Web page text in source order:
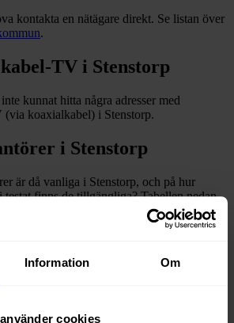
Information Om
cookies
kontakta en nätägare direkt. Se listan över
.
TV i Stenstorp
kunnat hitta några adresser med
(via koaxialkabel) i Stenstorp.
i Stenstorp
är då vanliga i Stenstorp, och på hur
testat finns de tillgängliga? Tabellen nedan
har dykt upp med erbjudanden
månaderna.*